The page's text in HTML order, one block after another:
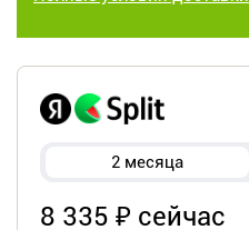
2 месяца
8 335 ₽ сейчас